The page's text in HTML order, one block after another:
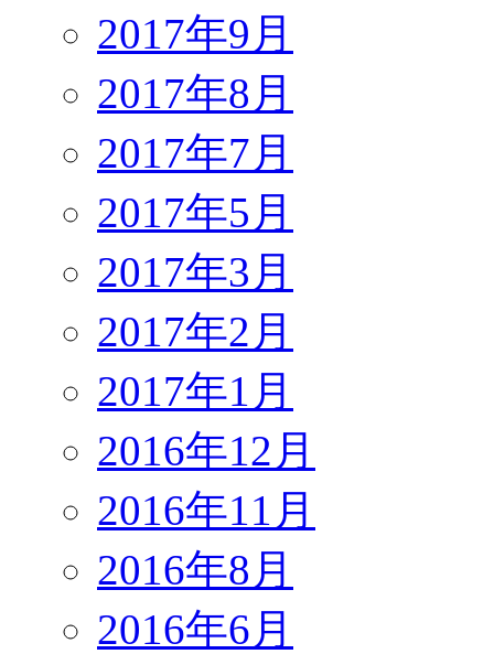
2017年9月
2017年8月
2017年7月
2017年5月
2017年3月
2017年2月
2017年1月
2016年12月
2016年11月
2016年8月
2016年6月